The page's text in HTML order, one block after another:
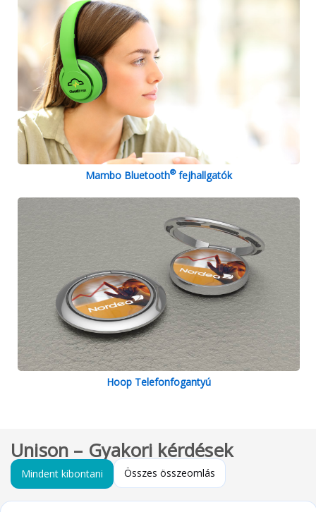
Mambo Bluetooth®fejhallgatók
Hoop Telefonfogantyú
Unison – Gyakori kérdések
Mindent kibontani Összes összeomlás